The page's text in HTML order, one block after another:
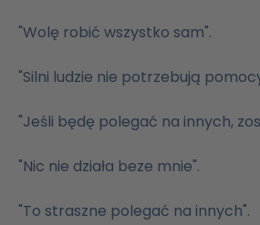
"Wolę robić wszystko sam".
"Silni ludzie nie potrzebują
"Jeśli będę polegać na innych,
"Nic nie działa beze mnie".
"To straszne polegać na innych".